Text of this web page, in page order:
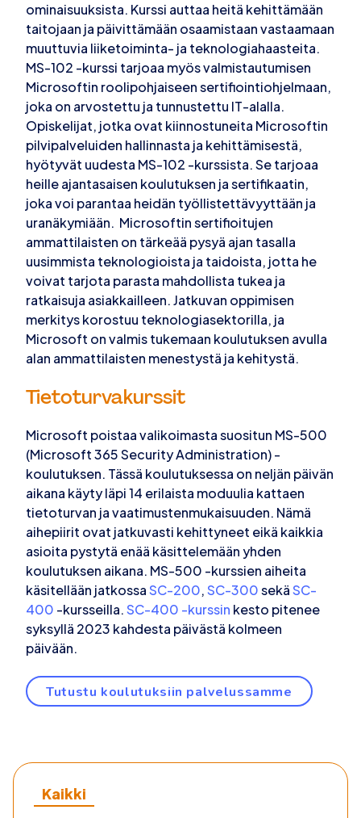
ominaisuuksista. Kurssi auttaa heitä kehittämään
taitojaan ja päivittämään osaamistaan vastaamaan
muuttuvia liiketoiminta- ja teknologiahaasteita.
MS-102 -kurssi tarjoaa myös valmistautumisen
Microsoftin roolipohjaiseen sertifiointiohjelmaan,
joka on arvostettu ja tunnustettu IT-alalla.
Opiskelijat, jotka ovat kiinnostuneita Microsoftin
pilvipalveluiden hallinnasta ja kehittämisestä,
hyötyvät uudesta MS-102 -kurssista. Se tarjoaa
heille ajantasaisen koulutuksen ja sertifikaatin,
joka voi parantaa heidän työllistettävyyttään ja
uranäkymiään. Microsoftin sertifioitujen
ammattilaisten on tärkeää pysyä ajan tasalla
uusimmista teknologioista ja taidoista, jotta he
voivat tarjota parasta mahdollista tukea ja
ratkaisuja asiakkailleen. Jatkuvan oppimisen
merkitys korostuu teknologiasektorilla, ja
Microsoft on valmis tukemaan koulutuksen avulla
alan ammattilaisten menestystä ja kehitystä.
Tietoturvakurssit
Microsoft poistaa valikoimasta suositun MS-500
(Microsoft 365 Security Administration) -
koulutuksen. Tässä koulutuksessa on neljän päivän
aikana käyty läpi 14 erilaista moduulia kattaen
tietoturvan ja vaatimustenmukaisuuden. Nämä
aihepiirit ovat jatkuvasti kehittyneet eikä kaikkia
asioita pystytä enää käsittelemään yhden
koulutuksen aikana. MS-500 -kurssien aiheita
käsitellään jatkossaSC-200,SC-300sekäSC-
400 -kursseilla.SC-400 -kurssin kesto pitenee
syksyllä 2023 kahdesta päivästä kolmeen
päivään.
Tutustu koulutuksiin palvelussamme
Kaikki